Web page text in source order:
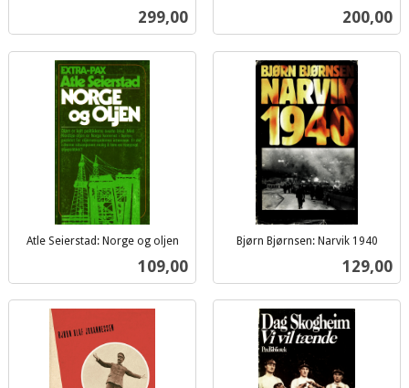
Pris
299,00 Pris
200,00
Atle Seierstad: Norge og oljen
Pris
109,00
Bjørn Bjørnsen: Narvik 1940
Pris
129,00